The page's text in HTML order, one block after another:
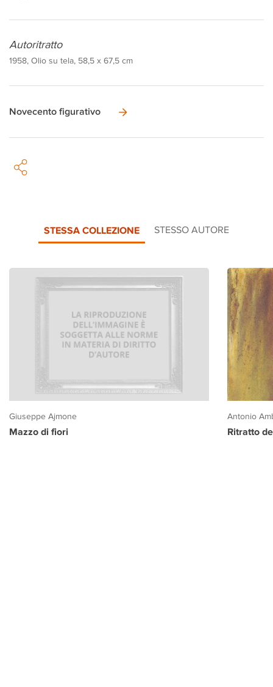
Autoritratto
1958, Olio su tela, 58,5 x 67,5 cm
Novecento figurativo
STESSA COLLEZIONE STESSO AUTORE
Giuseppe Ajmone
Mazzo di fiori
Antonio
Ritratto